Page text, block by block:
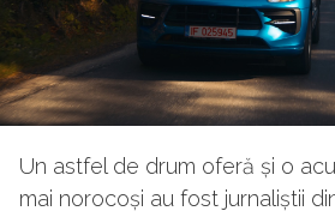
Un astfel de drum oferă și o
mai norocoși au fost jurnaliștii